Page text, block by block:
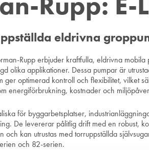
eldrivna
Rupp erbjuder kraftfulla, eldrivna mobila
olika applikationer. Dessa pumpar är
ger optimerad kontroll och flexibilitet, vilket
energiförbrukning, kostnader och
för byggarbetsplatser,
De levererar pålitlig drift med en robust,
och kan utrustas med torruppställda
och 82-serien.